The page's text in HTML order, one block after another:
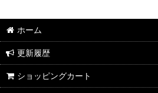
ホーム
更新履歴
ショッピングカート